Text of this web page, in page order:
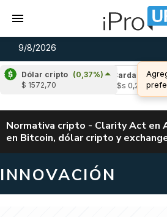
9/8/2026
Dólar cripto (0,37%)
$ 1572,70
(-0,11%)
Cardano
(-1,54%)
u$s 0,20
ALERTA
Normativa cripto - Clarity Act en
en Bitcoin, dólar cripto y
INNOVACIÓN